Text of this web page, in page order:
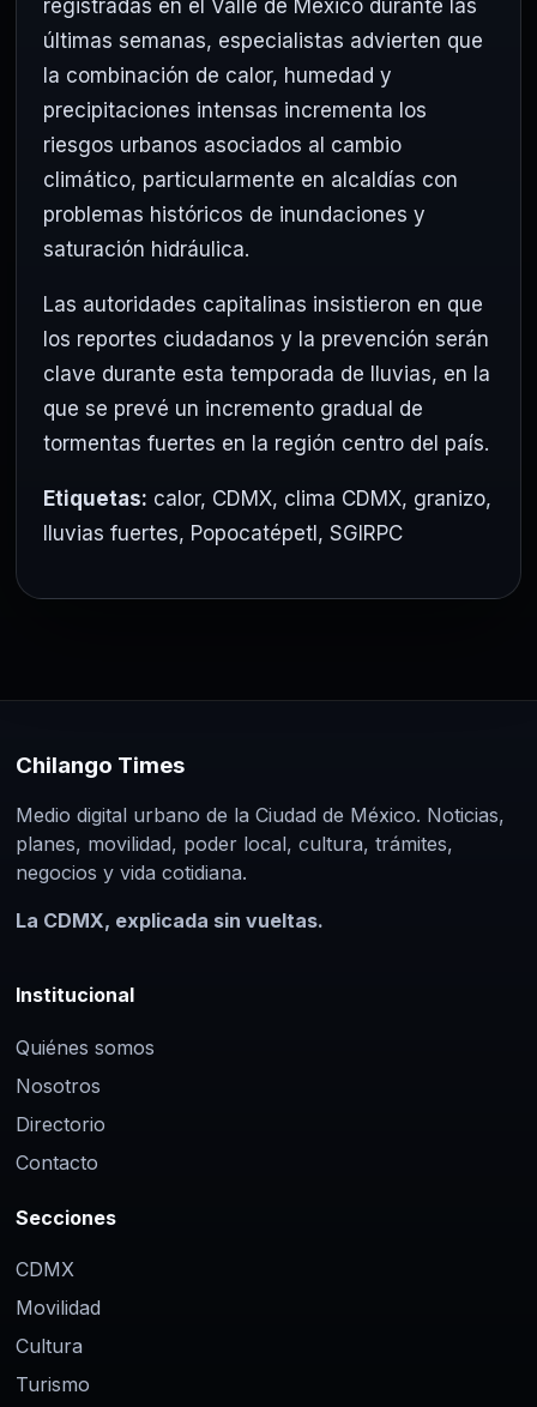
registradas en el Valle de México durante las
últimas semanas, especialistas advierten que
la combinación de calor, humedad y
precipitaciones intensas incrementa los
riesgos urbanos asociados al cambio
climático, particularmente en alcaldías con
problemas históricos de inundaciones y
saturación hidráulica.
Las autoridades capitalinas insistieron en que
los reportes ciudadanos y la prevención serán
clave durante esta temporada de lluvias, en la
que se prevé un incremento gradual de
tormentas fuertes en la región centro del país.
Etiquetas: calor, CDMX, clima CDMX, granizo,
lluvias fuertes, Popocatépetl, SGIRPC
Chilango Times
Medio digital urbano de la Ciudad de México. Noticias,
planes, movilidad, poder local, cultura, trámites,
negocios y vida cotidiana.
La CDMX, explicada sin vueltas.
Institucional
Quiénes somos
Nosotros
Directorio
Contacto
Secciones
CDMX
Movilidad
Cultura
Turismo